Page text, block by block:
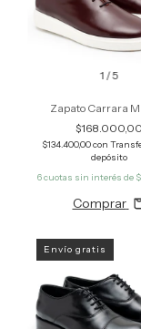
1 /5
Zapato Carrara
$168.000,00
$134.400,00con
depósito
6cuotas sin interés de
Comprar
Envío gratis